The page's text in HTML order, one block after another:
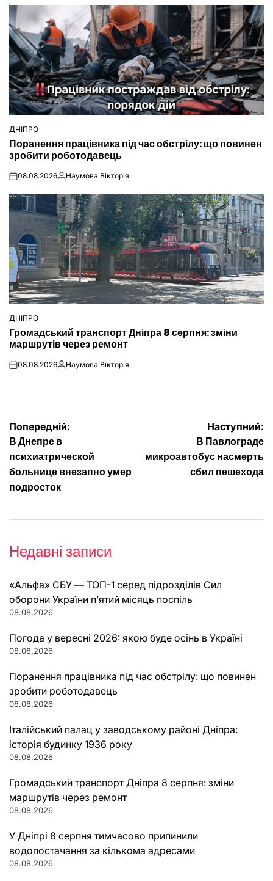
ОПУБЛІКУВАТИ
ДНІПРО
Поранення працівника під час обстрілу: що повинен
зробити роботодавець
on08.08.2026Опубліковано
Наумова Вікторія
ОПУБЛІКУВАТИ
ДНІПРО
Громадський транспорт Дніпра 8 серпня: зміни
маршрутів через ремонт
on08.08.2026Опубліковано
Наумова Вікторія
Навігація
записів
Попередній:
В Днепре в
психиатрической
больнице внезапно умер
подросток
Наступний:
В Павлограде
микроавтобус насмерть
сбил пешехода
Недавні записи
«Альфа» СБУ — ТОП-1 серед підрозділів Сил
оборони України п’ятий місяць поспіль
08.08.2026
Погода у вересні 2026: якою буде осінь в Україні
08.08.2026
Поранення працівника під час обстрілу: що повинен
зробити роботодавець
08.08.2026
Італійський палац у заводському районі Дніпра:
історія будинку 1936 року
08.08.2026
Громадський транспорт Дніпра 8 серпня: зміни
маршрутів через ремонт
08.08.2026
У Дніпрі 8 серпня тимчасово припинили
водопостачання за кількома адресами
08.08.2026